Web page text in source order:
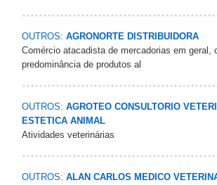
OUTROS: AGRONORTE DISTRIBUIDORA
Comércio atacadista de mercadorias em geral,
predominância de produtos al
OUTROS: AGROTEO CONSULTORIO
ESTETICA ANIMAL
Atividades veterinárias
OUTROS: ALAN CARLOS MEDICO